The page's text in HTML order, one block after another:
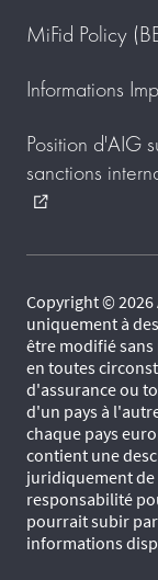
MiFid Policy
Informations
Position d'AIG
sanctions
external_link
Copyright © 2026
uniquement à
être modifié sans
en toutes
d'assurance ou
d'un pays à
chaque pays
contient une
juridiquement de
responsabilité
pourrait subir
informations